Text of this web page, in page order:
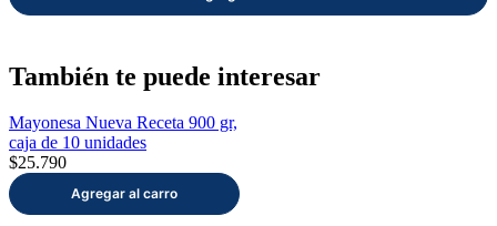
También te puede interesar
Mayonesa Nueva Receta 900 gr,
caja de 10 unidades
$25.790